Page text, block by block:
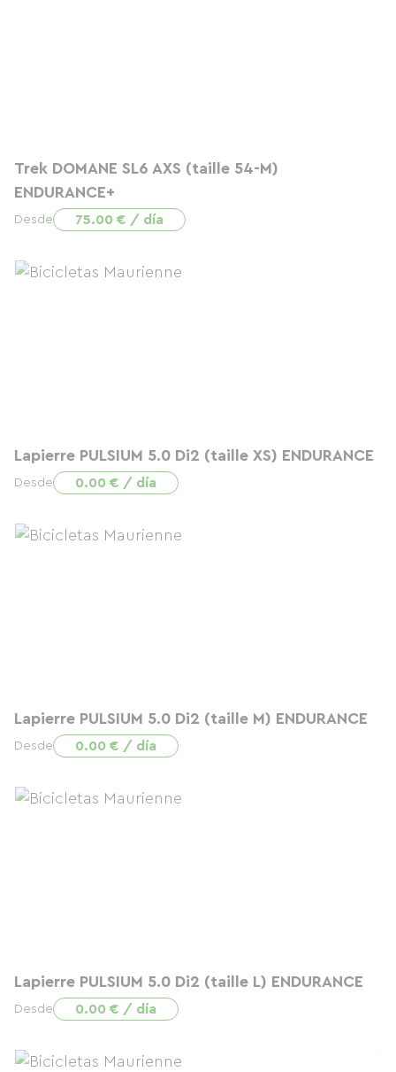
Trek DOMANE SL6 AXS (taille 54-M)
ENDURANCE+
Desde 75.00 € / día
Lapierre PULSIUM 5.0 Di2 (taille XS) ENDURANCE
Desde 0.00 € / día
Lapierre PULSIUM 5.0 Di2 (taille M) ENDURANCE
Desde 0.00 € / día
Lapierre PULSIUM 5.0 Di2 (taille L) ENDURANCE
Desde 0.00 € / día